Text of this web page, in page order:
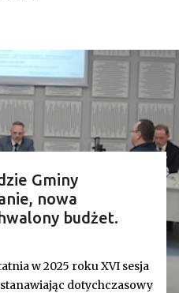
Gminy
nowa
budżet.
w 2025 roku XVI sesja
dotychczasowy